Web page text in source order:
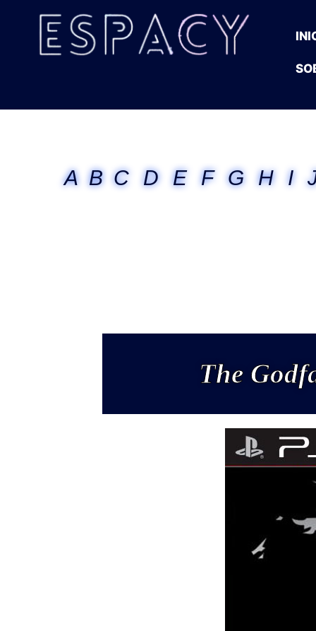
A B C D E F G H I
The